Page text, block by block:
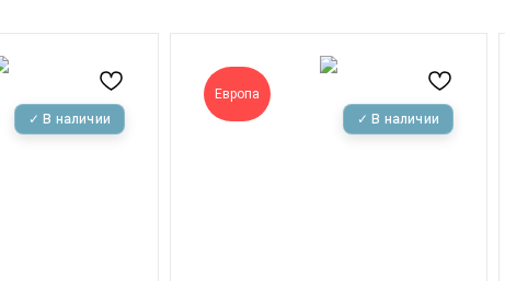
Европа